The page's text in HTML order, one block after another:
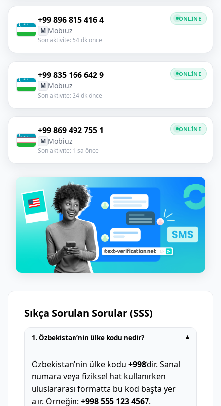
+99 896 815 416 4
M Mobiuz
Son aktivite: 54 dk önce
ONLINE
+99 835 166 642 9
M Mobiuz
Son aktivite: 24 dk önce
ONLINE
+99 869 492 755 1
M Mobiuz
Son aktivite: 1 sa önce
ONLINE
Sıkça Sorulan Sorular (SSS)
1. Özbekistan’nin ülke kodu nedir? ▾
Özbekistan’nin ülke kodu +998’dir. Sanal
numara veya fiziksel hat kullanırken
uluslararası formatta bu kod başta yer
alır. Örneğin: +998 555 123 4567.